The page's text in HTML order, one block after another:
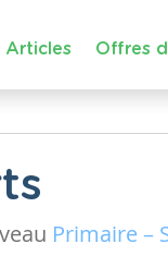
Articles Offres
Primaire –